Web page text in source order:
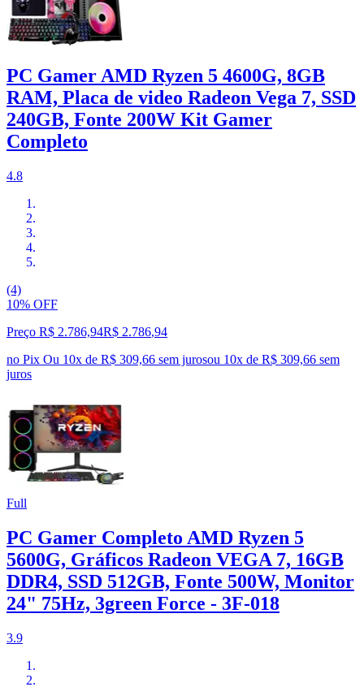
PC Gamer AMD Ryzen 5 4600G, 8GB
RAM, Placa de video Radeon Vega 7, SSD
240GB, Fonte 200W Kit Gamer
Completo
4.8
(4)
10% OFF
Preço R$ 2.786,94R$ 2.786,94
no Pix Ou 10x de R$ 309,66 sem jurosou 10x de R$ 309,66 sem
juros
Full
PC Gamer Completo AMD Ryzen 5
5600G, Gráficos Radeon VEGA 7, 16GB
DDR4, SSD 512GB, Fonte 500W, Monitor
24" 75Hz, 3green Force - 3F-018
3.9